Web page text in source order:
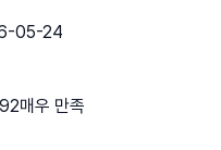
05-24
매우 만족